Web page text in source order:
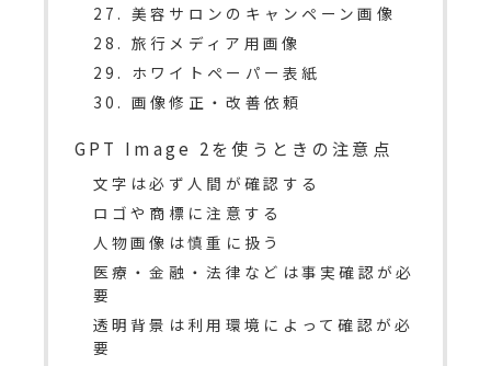
27. 美容サロンのキャンペーン画像
28. 旅行メディア用画像
29. ホワイトペーパー表紙
30. 画像修正・改善依頼
GPT Image 2を使うときの注意点
文字は必ず人間が確認する
ロゴや商標に注意する
人物画像は慎重に扱う
医療・金融・法律などは事実確認が必
要
透明背景は利用環境によって確認が必
要